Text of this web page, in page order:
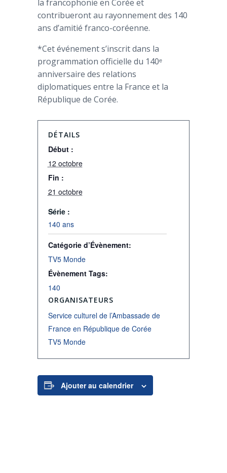
la francophonie en Corée et
contribueront au rayonnement des 140
ans d’amitié franco-coréenne.
*Cet événement s’inscrit dans la
programmation officielle du 140ᵉ
anniversaire des relations
diplomatiques entre la France et la
République de Corée.
DÉTAILS
Début :
12 octobre
Fin :
21 octobre
Série :
140 ans
Catégorie d’Évènement:
TV5 Monde
Évènement Tags:
140
ORGANISATEURS
Service culturel de l’Ambassade de
France en République de Corée
TV5 Monde
Ajouter au calendrier